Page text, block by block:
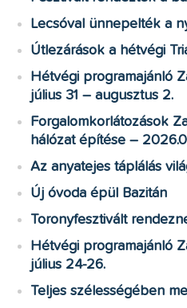
Lecsóval ünnepelték a
Útlezárások a hétvégi
Hétvégi programajánló
július 31 – augusztus 2.
Forgalomkorlátozások
hálózat építése –
Az anyatejes táplálás
Új óvoda épül Bazitán
Toronyfesztivált
Hétvégi programajánló
július 24-26.
Teljes szélességében